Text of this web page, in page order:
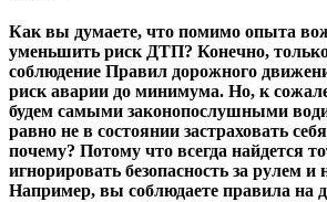
Как вы думаете, что помимо опыта
уменьшить риск ДТП? Конечно, только
соблюдение Правил дорожного
риск аварии до минимума. Но, к
будем самыми законопослушными
равно не в состоянии застраховать
почему? Потому что всегда найдется
игнорировать безопасность за рулем
Например, вы соблюдаете правила на